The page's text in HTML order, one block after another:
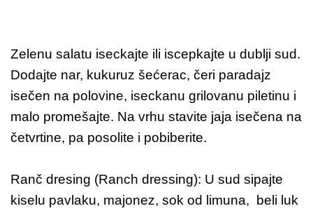
Zelenu salatu iseckajte ili iscepkajte u dublji sud.
Dodajte nar, kukuruz šećerac, čeri paradajz
isečen na polovine, iseckanu grilovanu piletinu i
malo promešajte. Na vrhu stavite jaja isečena na
četvrtine, pa posolite i pobiberite.
Ranč dresing (Ranch dressing): U sud sipajte
kiselu pavlaku, majonez, sok od limuna, beli luk